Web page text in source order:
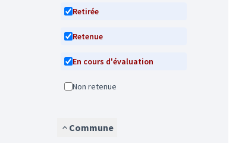
Retirée
Retenue
En cours d'évaluation
Non retenue
Commune